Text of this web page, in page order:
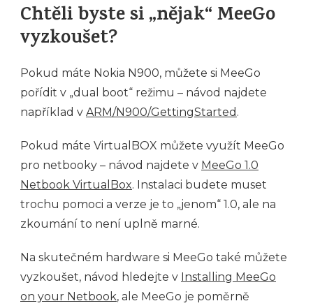
Chtěli byste si „nějak“ MeeGo
vyzkoušet?
Pokud máte Nokia N900, můžete si MeeGo
pořídit v „dual boot“ režimu – návod najdete
například v ARM/N900/GettingStarted .
Pokud máte VirtualBOX můžete využít MeeGo
pro netbooky – návod najdete v MeeGo 1.0
Netbook VirtualBox. Instalaci budete muset
trochu pomoci a verze je to „jenom“ 1.0, ale na
zkoumání to není uplně marné.
Na skutečném hardware si MeeGo také můžete
vyzkoušet, návod hledejte v Installing MeeGo
on your Netbook, ale MeeGo je poměrně